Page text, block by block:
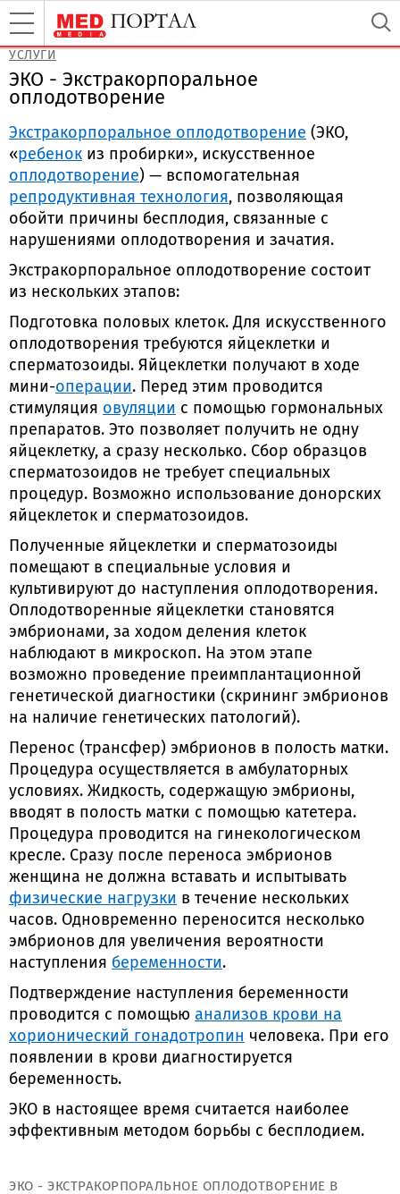
УСЛУГИ
ЭКО - Экстракорпоральное
оплодотворение
Экстракорпоральное оплодотворение (ЭКО,
«ребенок из пробирки», искусственное
оплодотворение) — вспомогательная
репродуктивная технология, позволяющая
обойти причины бесплодия, связанные с
нарушениями оплодотворения и зачатия.
Экстракорпоральное оплодотворение состоит
из нескольких этапов:
Подготовка половых клеток. Для искусственного
оплодотворения требуются яйцеклетки и
сперматозоиды. Яйцеклетки получают в ходе
мини-операции. Перед этим проводится
стимуляция овуляции с помощью гормональных
препаратов. Это позволяет получить не одну
яйцеклетку, а сразу несколько. Сбор образцов
сперматозоидов не требует специальных
процедур. Возможно использование донорских
яйцеклеток и сперматозоидов.
Полученные яйцеклетки и сперматозоиды
помещают в специальные условия и
культивируют до наступления оплодотворения.
Оплодотворенные яйцеклетки становятся
эмбрионами, за ходом деления клеток
наблюдают в микроскоп. На этом этапе
возможно проведение преимплантационной
генетической диагностики (скрининг эмбрионов
на наличие генетических патологий).
Перенос (трансфер) эмбрионов в полость матки.
Процедура осуществляется в амбулаторных
условиях. Жидкость, содержащую эмбрионы,
вводят в полость матки с помощью катетера.
Процедура проводится на гинекологическом
кресле. Сразу после переноса эмбрионов
женщина не должна вставать и испытывать
физические нагрузки в течение нескольких
часов. Одновременно переносится несколько
эмбрионов для увеличения вероятности
наступления беременности.
Подтверждение наступления беременности
проводится с помощью анализов крови на
хорионический гонадотропин человека. При его
появлении в крови диагностируется
беременность.
ЭКО в настоящее время считается наиболее
эффективным методом борьбы с бесплодием.
ЭКО - ЭКСТРАКОРПОРАЛЬНОЕ ОПЛОДОТВОРЕНИЕ В